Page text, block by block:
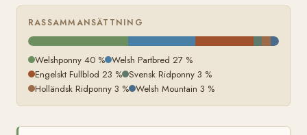
RASSAMMANSÄTTNING
Welshponny 40 % Welsh Partbred 27 %
Engelskt Fullblod 23 % Svensk Ridponny 3 %
Holländsk Ridponny 3 % Welsh Mountain 3 %